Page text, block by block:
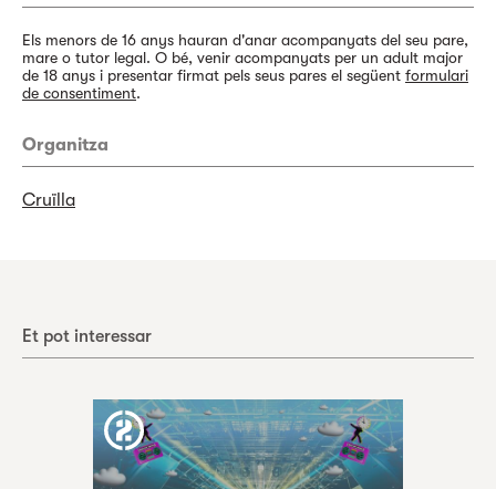
Els menors de 16 anys hauran d'anar acompanyats del seu pare,
mare o tutor legal. O bé, venir acompanyats per un adult major
de 18 anys i presentar firmat pels seus pares el següent formulari
de consentiment.
Organitza
Cruïlla
Et pot interessar